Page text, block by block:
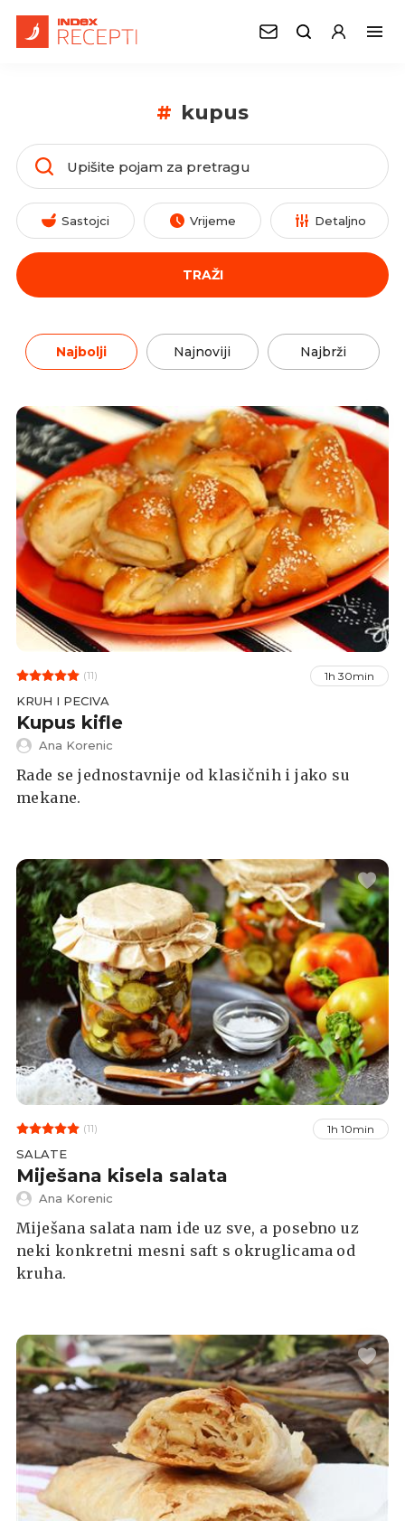
# kupus
Sastojci Vrijeme Detaljno
TRAŽI
Najbolji Najnoviji Najbrži
(11) 1h 30min
KRUH I PECIVA
Kupus kifle
Ana Korenic
Rade se jednostavnije od klasičnih i jako su
mekane.
(11) 1h 10min
SALATE
Miješana kisela salata
Ana Korenic
Miješana salata nam ide uz sve, a posebno uz
neki konkretni mesni saft s okruglicama od
kruha.